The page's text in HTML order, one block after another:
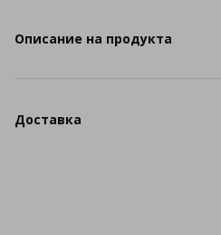
Описание на продукта
Доставка